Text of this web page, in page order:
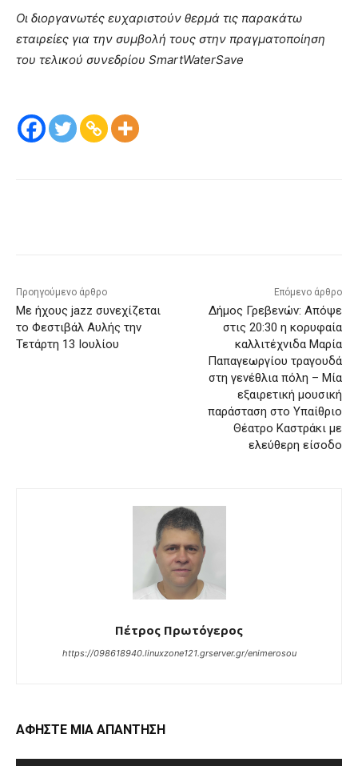
Οι διοργανωτές ευχαριστούν θερμά τις παρακάτω
εταιρείες για την συμβολή τους στην πραγματοποίηση
του τελικού συνεδρίου SmartWaterSave
Προηγούμενο άρθρο
Με ήχους jazz συνεχίζεται
το Φεστιβάλ Αυλής την
Τετάρτη 13 Ιουλίου
Επόμενο άρθρο
Δήμος Γρεβενών: Απόψε
στις 20:30 η κορυφαία
καλλιτέχνιδα Μαρία
Παπαγεωργίου τραγουδά
στη γενέθλια πόλη – Μία
εξαιρετική μουσική
παράσταση στο Υπαίθριο
Θέατρο Καστράκι με
ελεύθερη είσοδο
Πέτρος Πρωτόγερος
https://098618940.linuxzone121.grserver.gr/enimerosou
ΑΦΗΣΤΕ ΜΙΑ ΑΠΑΝΤΗΣΗ